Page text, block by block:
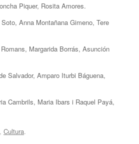
Piquer, Rosita Amores.
Anna Montañana Gimeno, Tere
Margarida Borrás, Asunción
Salvador, Amparo Iturbi Báguena,
Cambrils, Maria Ibars i Raquel Payá,
, Cultura.